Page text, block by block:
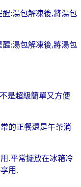
:湯包解凍後,將湯包
醒:湯包解凍後,將湯包
是超級簡單又方便
的正餐還是午茶消
.平常擺放在冰箱冷
用.